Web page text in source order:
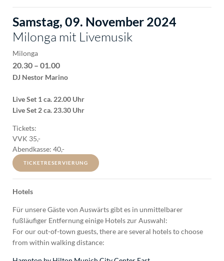
Samstag, 09. November 2024
Milonga mit Livemusik
Milonga
20.30 – 01.00
DJ Nestor Marino
Live Set 1 ca. 22.00 Uhr
Live Set 2 ca. 23.30 Uhr
Tickets:
VVK 35,-
Abendkasse: 40,-
TICKETRESERVIERUNG
Hotels
Für unsere Gäste von Auswärts gibt es in unmittelbarer
fußläufiger Entfernung einige Hotels zur Auswahl:
For our out-of-town guests, there are several hotels to choose
from within walking distance: